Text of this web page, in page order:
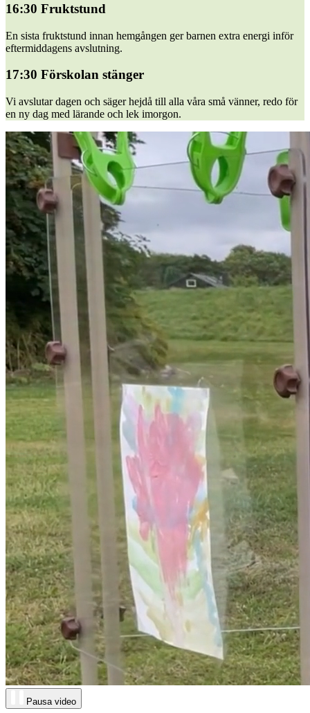
16:30 Fruktstund
En sista fruktstund innan hemgången ger barnen extra energi inför
eftermiddagens avslutning.
17:30 Förskolan stänger
Vi avslutar dagen och säger hejdå till alla våra små vänner, redo för
en ny dag med lärande och lek imorgon.
Pausa video